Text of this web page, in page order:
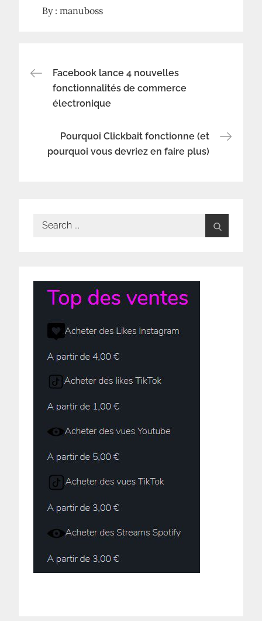
By :manuboss
Navigation
de
l’article
Facebook lance 4 nouvelles
fonctionnalités de commerce
électronique
Pourquoi Clickbait fonctionne (et
pourquoi vous devriez en faire plus)
Search